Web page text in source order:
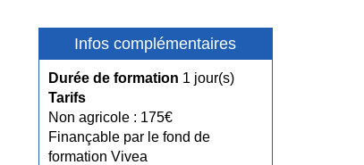
Infos complémentaires
Durée de formation 1 jour(s)
Tarifs
Non agricole : 175€
Finançable par le fond de
formation Vivea